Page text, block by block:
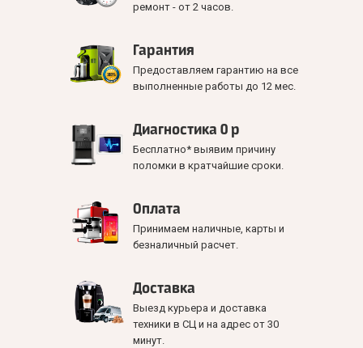
ремонт - от 2 часов.
Гарантия
Предоставляем гарантию на все
выполненные работы до 12 мес.
Диагностика 0 р
Бесплатно* выявим причину
поломки в кратчайшие сроки.
Оплата
Принимаем наличные, карты и
безналичный расчет.
Доставка
Выезд курьера и доставка
техники в СЦ и на адрес от 30
минут.